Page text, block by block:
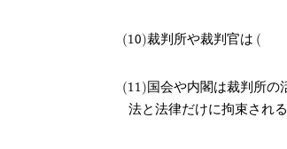
裁判所や裁判官は
国会や内閣は裁判所の
法と法律だけに拘束される